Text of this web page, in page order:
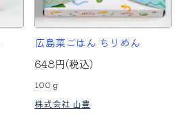
広島菜ごはん ちりめん
648円(税込)
100ｇ
株式会社 山豊